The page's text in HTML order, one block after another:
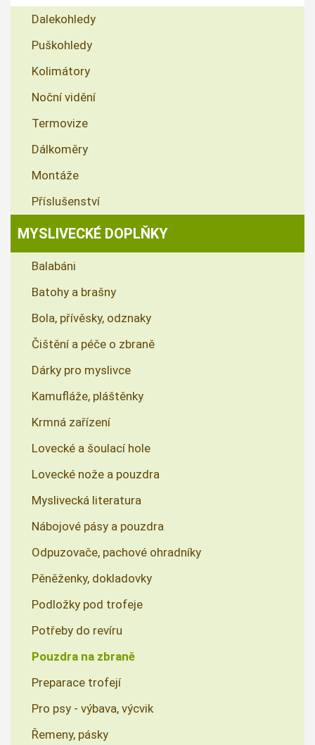
Dalekohledy
Puškohledy
Kolimátory
Noční vidění
Termovize
Dálkoměry
Montáže
Příslušenství
MYSLIVECKÉ DOPLŇKY
Balabáni
Batohy a brašny
Bola, přívěsky, odznaky
Čištění a péče o zbraně
Dárky pro myslivce
Kamufláže, pláštěnky
Krmná zařízení
Lovecké a šoulací hole
Lovecké nože a pouzdra
Myslivecká literatura
Nábojové pásy a pouzdra
Odpuzovače, pachové ohradníky
Pěněženky, dokladovky
Podložky pod trofeje
Potřeby do revíru
Pouzdra na zbraně
Preparace trofejí
Pro psy - výbava, výcvik
Řemeny, pásky